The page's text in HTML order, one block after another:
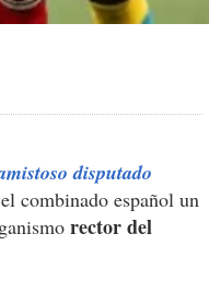
disputado
combinado español un
rector del